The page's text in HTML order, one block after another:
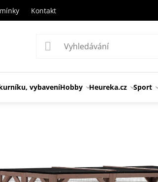
Kontakt
vybaveníHobby Heureka.cz Sport